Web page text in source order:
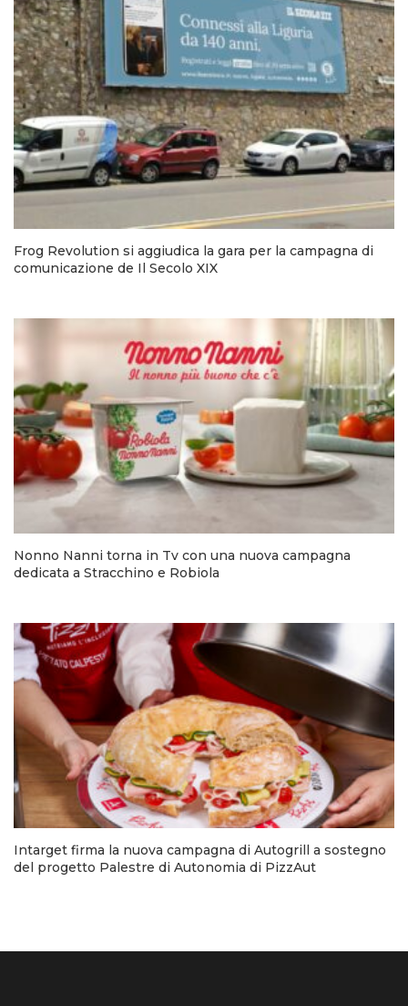
Frog Revolution si aggiudica la gara per la campagna di
comunicazione de Il Secolo XIX
Nonno Nanni torna in Tv con una nuova campagna
dedicata a Stracchino e Robiola
Intarget firma la nuova campagna di Autogrill a sostegno
del progetto Palestre di Autonomia di PizzAut